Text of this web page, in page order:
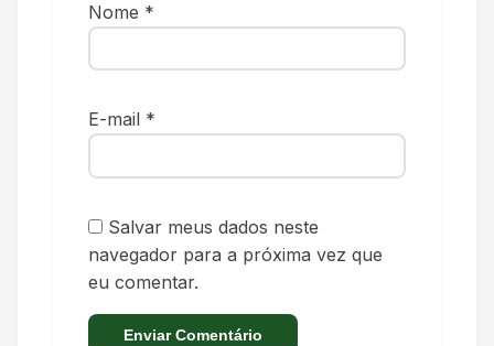
Nome *
E-mail *
Salvar meus dados neste
navegador para a próxima vez que
eu comentar.